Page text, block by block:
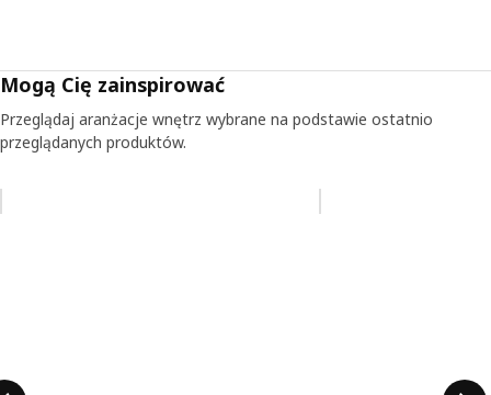
Mogą Cię zainspirować
Przeglądaj aranżacje wnętrz wybrane na podstawie ostatnio
przeglądanych produktów.